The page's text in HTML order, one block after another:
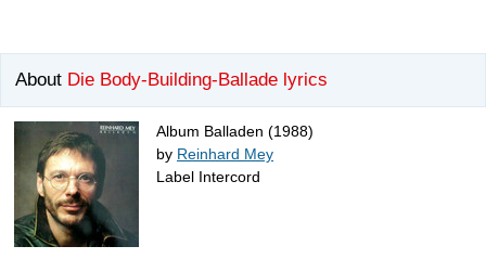
About Die Body-Building-Ballade lyrics
Album Balladen (1988)
by Reinhard Mey
Label Intercord